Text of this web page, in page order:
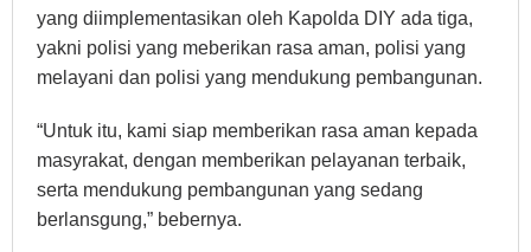
yang diimplementasikan oleh Kapolda DIY ada tiga,
yakni polisi yang meberikan rasa aman, polisi yang
melayani dan polisi yang mendukung pembangunan.
“Untuk itu, kami siap memberikan rasa aman kepada
masyrakat, dengan memberikan pelayanan terbaik,
serta mendukung pembangunan yang sedang
berlansgung,” bebernya.